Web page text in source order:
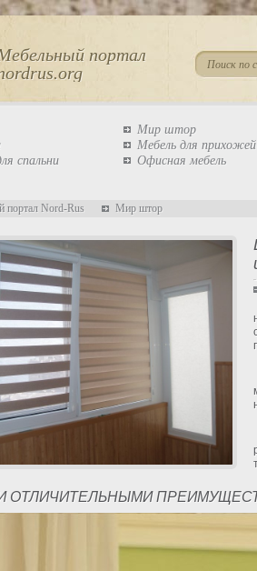
портал
спальни
Мир штор
Мебель для прихожей
Офисная мебель
портал Nord-Rus Мир штор
ОТЛИЧИТЕЛЬНЫМИ